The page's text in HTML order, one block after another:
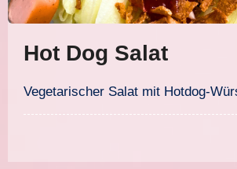
Hot Dog Salat
Vegetarischer Salat mit Hotdog-